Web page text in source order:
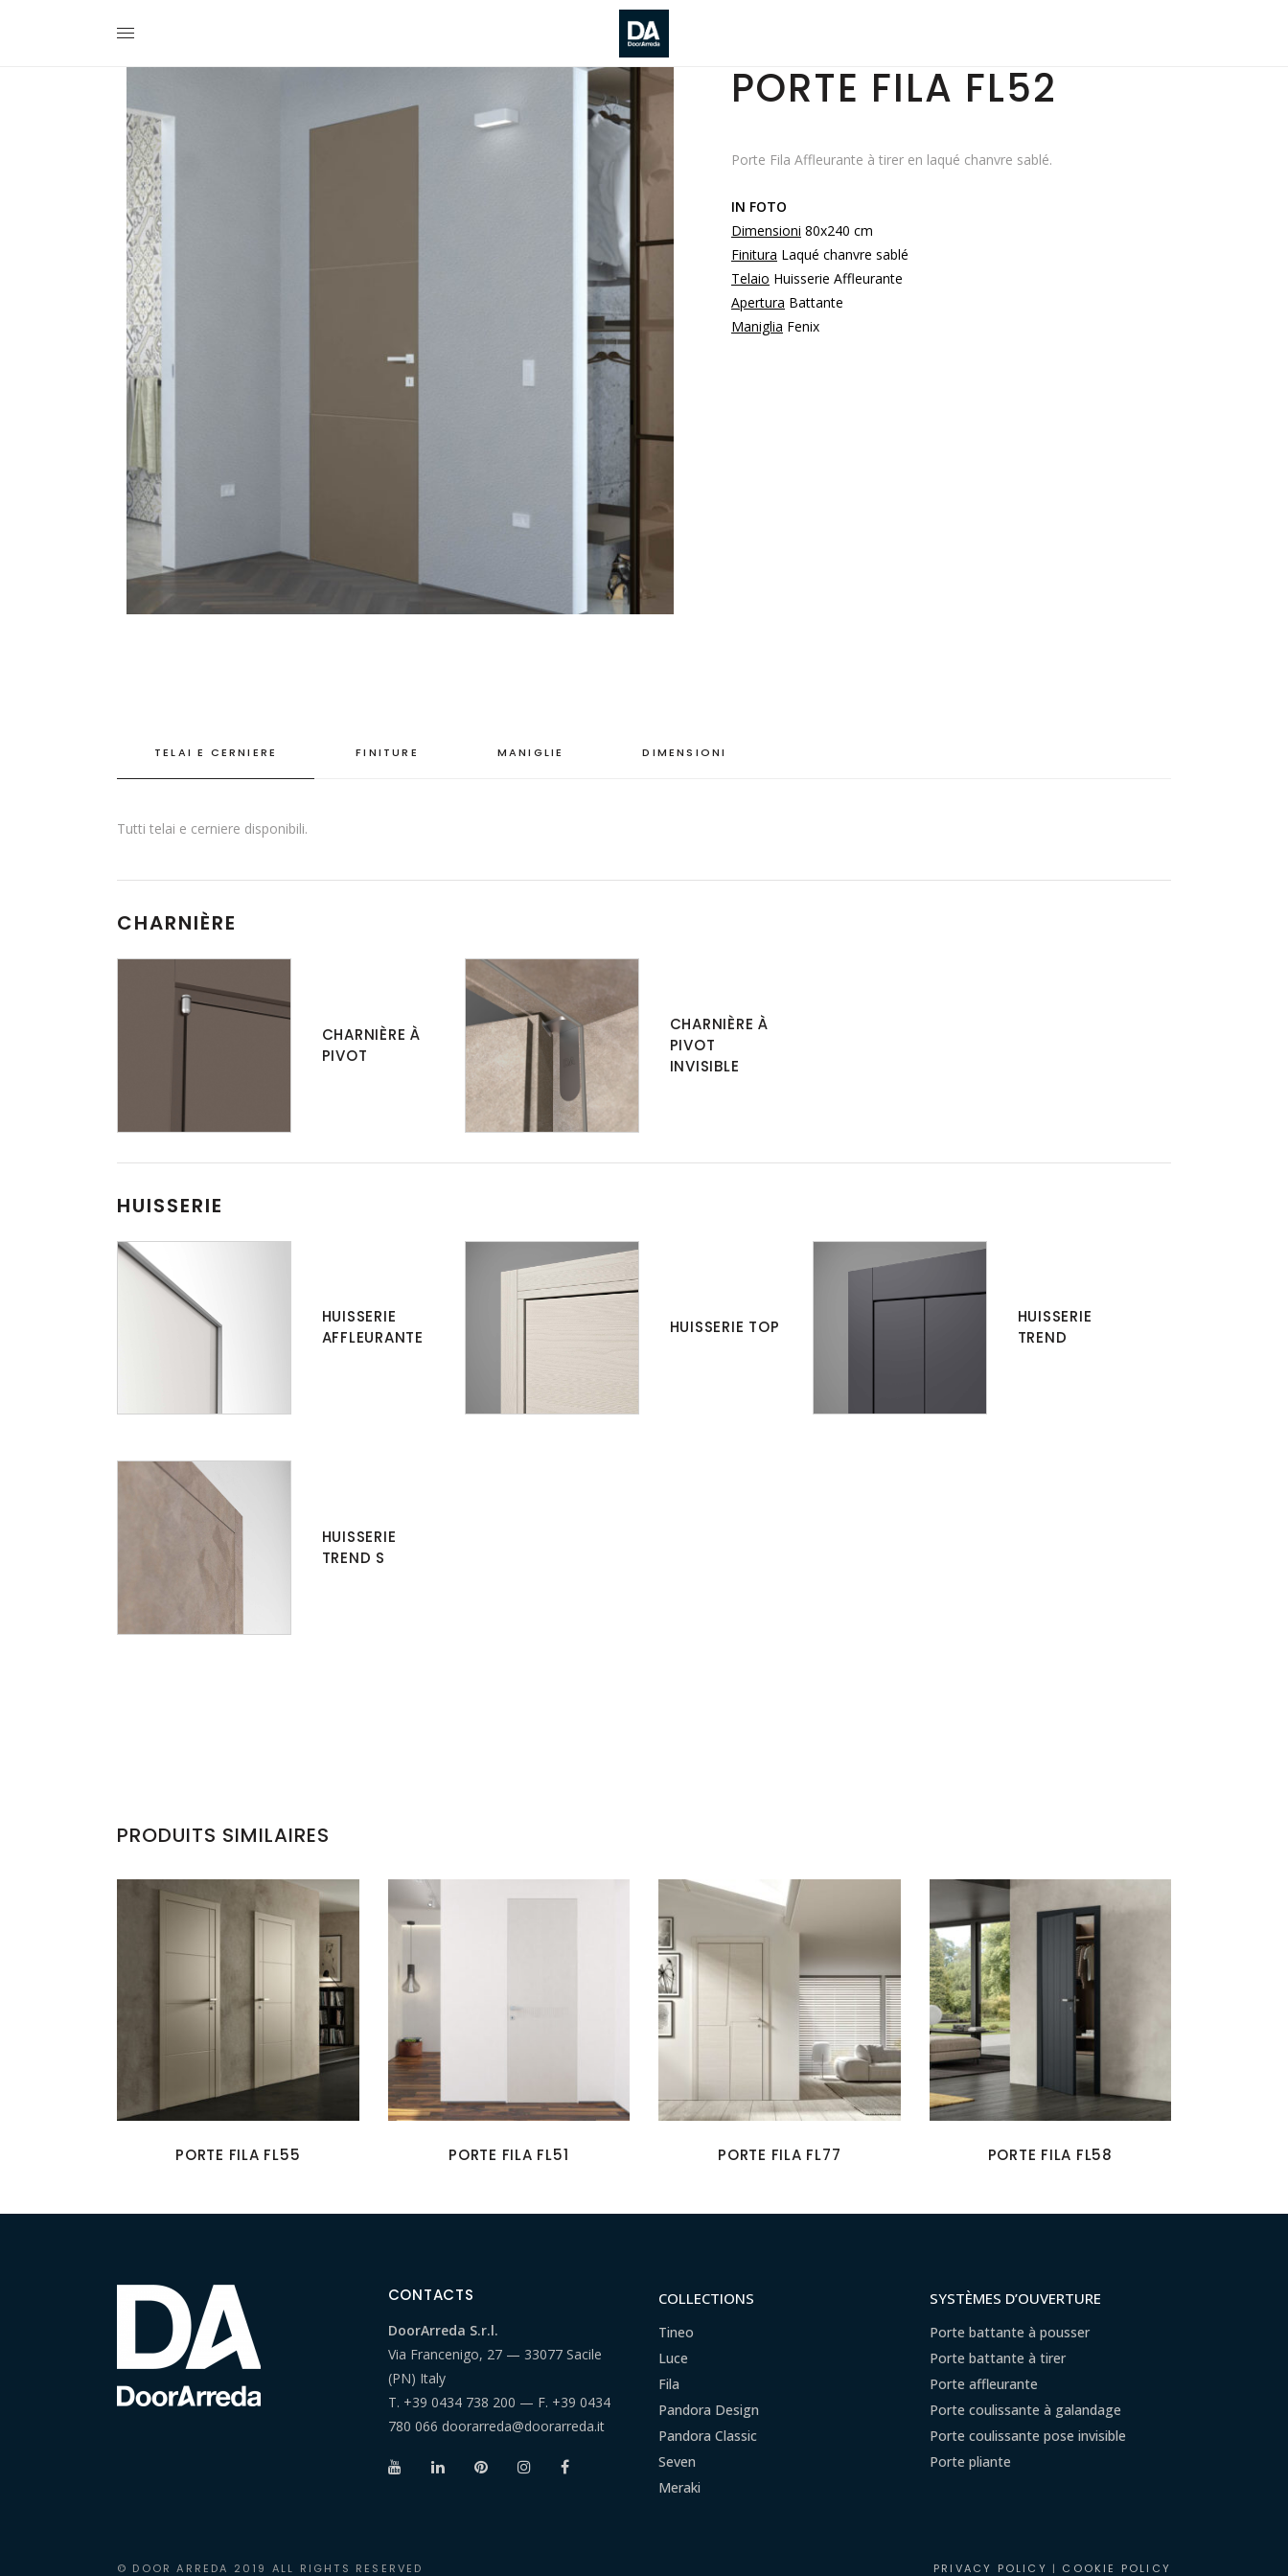
PORTE FILA FL52
Porte Fila Affleurante à tirer en laqué chanvre sablé.
IN FOTO
Dimensioni 80x240 cm
Finitura Laqué chanvre sablé
Telaio Huisserie Affleurante
Apertura Battante
Maniglia Fenix
TELAI E CERNIERE FINITURE MANIGLIE DIMENSIONI
Tutti telai e cerniere disponibili.
CHARNIÈRE
CHARNIÈRE À
PIVOT
CHARNIÈRE À
PIVOT
INVISIBLE
HUISSERIE
HUISSERIE
AFFLEURANTE
HUISSERIE TOP
HUISSERIE
TREND
HUISSERIE
TREND S
PRODUITS SIMILAIRES
PORTE FILA FL55 PORTE FILA FL51 PORTE FILA FL77 PORTE FILA FL58
CONTACTS
DoorArreda S.r.l.
Via Francenigo, 27 — 33077 Sacile
(PN) Italy
T. +39 0434 738 200 — F. +39 0434
780 066 doorarreda@doorarreda.it
COLLECTIONS
Tineo
Luce
Fila
Pandora Design
Pandora Classic
Seven
Meraki
SYSTÈMES D’OUVERTURE
Porte battante à pousser
Porte battante à tirer
Porte affleurante
Porte coulissante à galandage
Porte coulissante pose invisible
Porte pliante
© DOOR ARREDA 2019 ALL RIGHTS RESERVED PRIVACY POLICY | COOKIE POLICY